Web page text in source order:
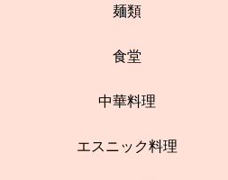
麺類
食堂
中華料理
エスニック料理